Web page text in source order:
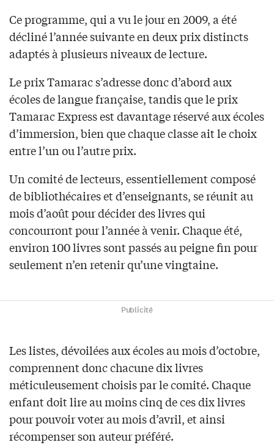
Ce programme, qui a vu le jour en 2009, a été
décliné l’année suivante en deux prix distincts
adaptés à plusieurs niveaux de lecture.
Le prix Tamarac s’adresse donc d’abord aux
écoles de langue française, tandis que le prix
Tamarac Express est davantage réservé aux écoles
d’immersion, bien que chaque classe ait le choix
entre l’un ou l’autre prix.
Un comité de lecteurs, essentiellement composé
de bibliothécaires et d’enseignants, se réunit au
mois d’août pour décider des livres qui
concourront pour l’année à venir. Chaque été,
environ 100 livres sont passés au peigne fin pour
seulement n’en retenir qu’une vingtaine.
Publicité
Les listes, dévoilées aux écoles au mois d’octobre,
comprennent donc chacune dix livres
méticuleusement choisis par le comité. Chaque
enfant doit lire au moins cinq de ces dix livres
pour pouvoir voter au mois d’avril, et ainsi
récompenser son auteur préféré.